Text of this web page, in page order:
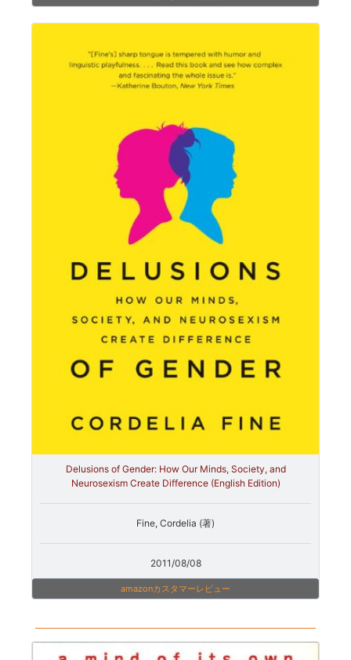
Delusions of Gender: How Our Minds, Society, and
Neurosexism Create Difference (English Edition)
Fine, Cordelia (著)
2011/08/08
amazonカスタマーレビュー